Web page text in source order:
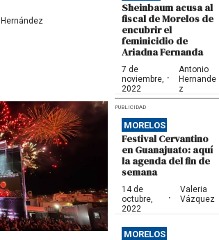
Sheinbaum acusa al
fiscal de Morelos de
encubrir el
feminicidio de
Ariadna Fernanda
7 de
noviembre,
2022
·
Antonio
Hernande
z
PUBLICIDAD
MORELOS
Festival Cervantino
en Guanajuato: aquí
la agenda del fin de
semana
14 de
octubre,
2022
·
Valeria
Vázquez
MORELOS